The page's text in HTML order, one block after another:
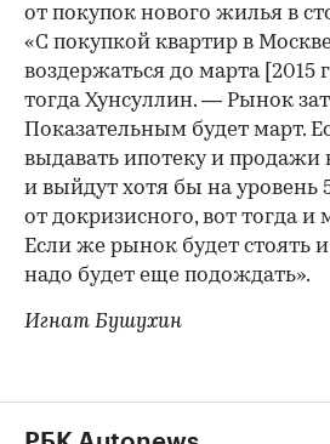
от покупок нового жилья в
«С покупкой квартир в
воздержаться до марта [2015
тогда Хунсуллин. — Рынок
Показательным будет март.
выдавать ипотеку и продажи
и выйдут хотя бы на уровень
от докризисного, вот тогда и
Если же рынок будет стоять
надо будет еще подождать».
Игнат Бушухин